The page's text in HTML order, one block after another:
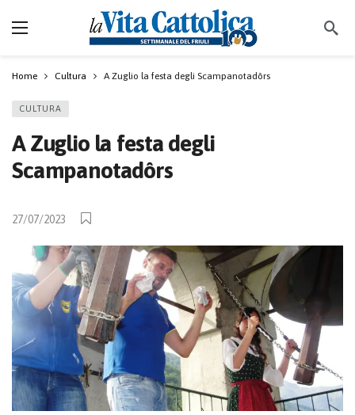
Home Cultura A Zuglio la festa degli Scampanotadôrs
CULTURA
A Zuglio la festa degli
Scampanotadôrs
27/07/2023